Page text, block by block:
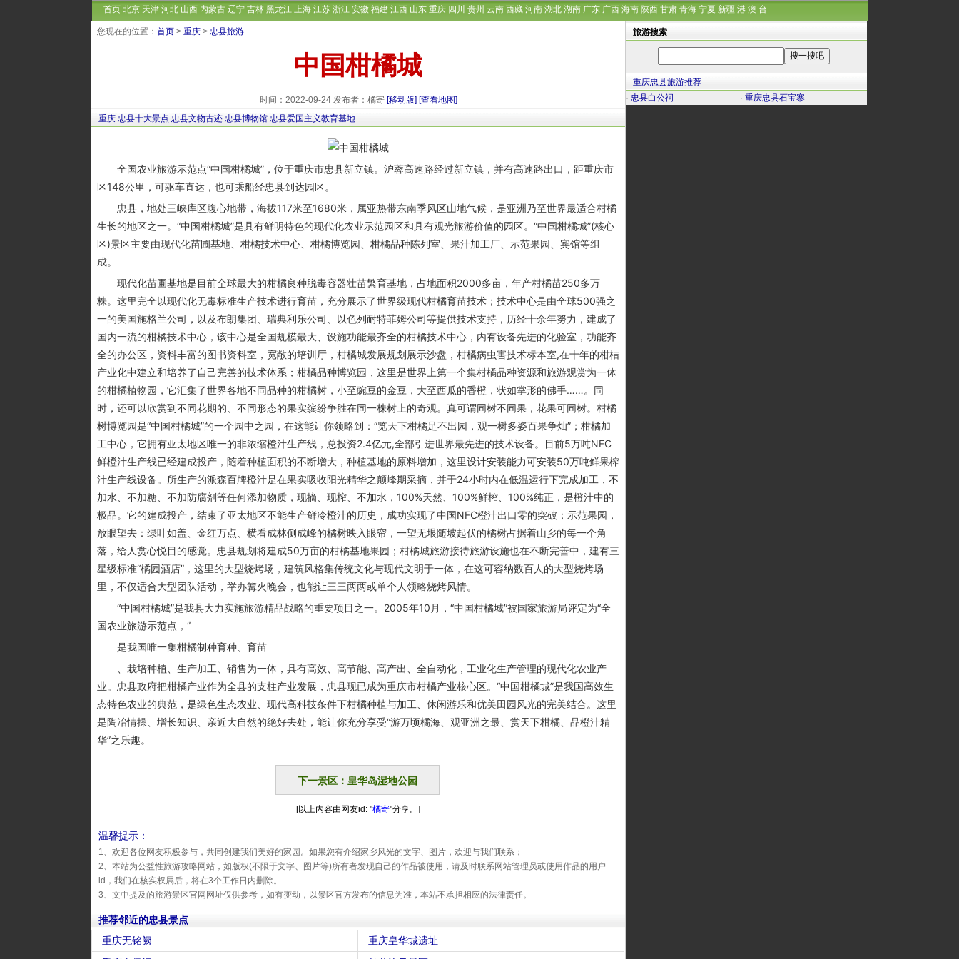
首页 北京 天津 河北 山西 内蒙古 辽宁 吉林 黑龙江 上海 江苏 浙江 安徽 福建 江西 山东 重庆 四川 贵州 云南 西藏 河南 湖北 湖南 广东 广西 海南 陕西 甘肃 青海 宁夏 新疆 港 澳 台
您现在的位置： 首页 > 重庆 > 忠县旅游
中国柑橘城
时间：2022-09-24 发布者：橘寄 [移动版] [查看地图]
重庆 忠县十大景点 忠县文物古迹 忠县博物馆 忠县爱国主义教育基地
全国农业旅游示范点“中国柑橘城”，位于重庆市忠县新立镇。沪蓉高速路经过新立镇，并有高速路出口，距重庆市
区148公里，可驱车直达，也可乘船经忠县到达园区。
忠县，地处三峡库区腹心地带，海拔117米至1680米，属亚热带东南季风区山地气候，是亚洲乃至世界最适合柑橘
生长的地区之一。“中国柑橘城”是具有鲜明特色的现代化农业示范园区和具有观光旅游价值的园区。“中国柑橘城”(核心
区)景区主要由现代化苗圃基地、柑橘技术中心、柑橘博览园、柑橘品种陈列室、果汁加工厂、示范果园、宾馆等组
成。
现代化苗圃基地是目前全球最大的柑橘良种脱毒容器壮苗繁育基地，占地面积2000多亩，年产柑橘苗250多万
株。这里完全以现代化无毒标准生产技术进行育苗，充分展示了世界级现代柑橘育苗技术；技术中心是由全球500强之
一的美国施格兰公司，以及布朗集团、瑞典利乐公司、以色列耐特菲姆公司等提供技术支持，历经十余年努力，建成了
国内一流的柑橘技术中心，该中心是全国规模最大、设施功能最齐全的柑橘技术中心，内有设备先进的化验室，功能齐
全的办公区，资料丰富的图书资料室，宽敞的培训厅，柑橘城发展规划展示沙盘，柑橘病虫害技术标本室,在十年的柑桔
产业化中建立和培养了自己完善的技术体系；柑橘品种博览园，这里是世界上第一个集柑橘品种资源和旅游观赏为一体
的柑橘植物园，它汇集了世界各地不同品种的柑橘树，小至豌豆的金豆，大至西瓜的香橙，状如掌形的佛手……。同
时，还可以欣赏到不同花期的、不同形态的果实缤纷争胜在同一株树上的奇观。真可谓同树不同果，花果可同树。柑橘
树博览园是“中国柑橘城”的一个园中之园，在这能让你领略到：“览天下柑橘足不出园，观一树多姿百果争灿”；柑橘加
工中心，它拥有亚太地区唯一的非浓缩橙汁生产线，总投资2.4亿元,全部引进世界最先进的技术设备。目前5万吨NFC
鲜橙汁生产线已经建成投产，随着种植面积的不断增大，种植基地的原料增加，这里设计安装能力可安装50万吨鲜果榨
汁生产线设备。所生产的派森百牌橙汁是在果实吸收阳光精华之颠峰期采摘，并于24小时内在低温运行下完成加工，不
加水、不加糖、不加防腐剂等任何添加物质，现摘、现榨、不加水，100%天然、100%鲜榨、100%纯正，是橙汁中的
极品。它的建成投产，结束了亚太地区不能生产鲜冷橙汁的历史，成功实现了中国NFC橙汁出口零的突破；示范果园，
放眼望去：绿叶如盖、金红万点、横看成林侧成峰的橘树映入眼帘，一望无垠随坡起伏的橘树占据着山乡的每一个角
落，给人赏心悦目的感觉。忠县规划将建成50万亩的柑橘基地果园；柑橘城旅游接待旅游设施也在不断完善中，建有三
星级标准“橘园酒店”，这里的大型烧烤场，建筑风格集传统文化与现代文明于一体，在这可容纳数百人的大型烧烤场
里，不仅适合大型团队活动，举办篝火晚会，也能让三三两两或单个人领略烧烤风情。
“中国柑橘城”是我县大力实施旅游精品战略的重要项目之一。2005年10月，“中国柑橘城”被国家旅游局评定为“全
国农业旅游示范点，”
是我国唯一集柑橘制种育种、育苗
、栽培种植、生产加工、销售为一体，具有高效、高节能、高产出、全自动化，工业化生产管理的现代化农业产
业。忠县政府把柑橘产业作为全县的支柱产业发展，忠县现已成为重庆市柑橘产业核心区。“中国柑橘城”是我国高效生
态特色农业的典范，是绿色生态农业、现代高科技条件下柑橘种植与加工、休闲游乐和优美田园风光的完美结合。这里
是陶冶情操、增长知识、亲近大自然的绝好去处，能让你充分享受“游万顷橘海、观亚洲之最、赏天下柑橘、品橙汁精
华”之乐趣。
下一景区：皇华岛湿地公园
[以上内容由网友id: "橘寄"分享。]
温馨提示：
1、欢迎各位网友积极参与，共同创建我们美好的家园。如果您有介绍家乡风光的文字、图片，欢迎与我们联系；
2、本站为公益性旅游攻略网站，如版权(不限于文字、图片等)所有者发现自己的作品被使用，请及时联系网站管理员或使用作品的用户
id，我们在核实权属后，将在3个工作日内删除。
3、文中提及的旅游景区官网网址仅供参考，如有变动，以景区官方发布的信息为准，本站不承担相应的法律责任。
推荐邻近的忠县景点
重庆无铭阙
重庆皇华城遗址
旅游搜索
重庆忠县旅游推荐
· 忠县白公祠 · 重庆忠县石宝寨